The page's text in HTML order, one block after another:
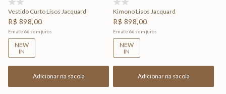
Vestido Curto Lisos Jacquard
R$ 898,00
Em até 6x sem juros
NEW
IN
Adicionar na sacola
Kimono Lisos Jacquard
R$ 898,00
Em até 6x sem juros
NEW
IN
Adicionar na sacola